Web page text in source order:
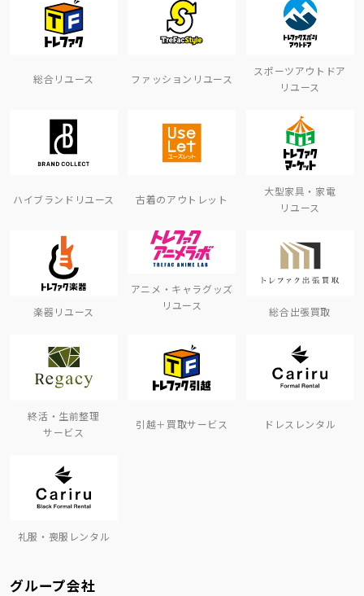
総合リユース ファッションリユース
スポーツアウトドア
リユース
ハイブランドリユース 古着のアウトレット
大型家具・家電
リユース
楽器リユース
アニメ・キャラグッズ
リユース
総合出張買取
終活・生前整理
サービス
引越＋買取サービス ドレスレンタル
礼服・喪服レンタル
グループ会社